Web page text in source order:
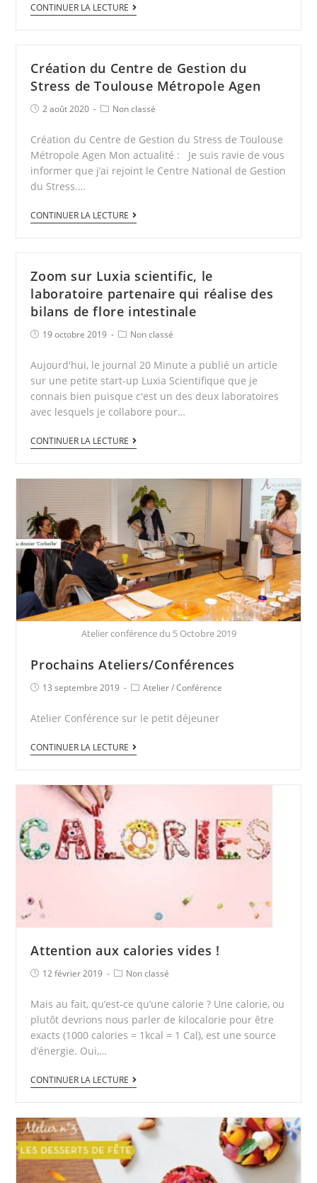
CONTINUER LA LECTURE
Création du Centre de Gestion du
Stress de Toulouse Métropole Agen
2 août 2020 Non classé
Création du Centre de Gestion du Stress de Toulouse
Métropole Agen Mon actualité : Je suis ravie de vous
informer que j’ai rejoint le Centre National de Gestion
du Stress.…
CONTINUER LA LECTURE
Zoom sur Luxia scientific, le
laboratoire partenaire qui réalise des
bilans de flore intestinale
19 octobre 2019 Non classé
Aujourd'hui, le journal 20 Minute a publié un article
sur une petite start-up Luxia Scientifique que je
connais bien puisque c'est un des deux laboratoires
avec lesquels je collabore pour…
CONTINUER LA LECTURE
Atelier conférence du 5 Octobre 2019
Prochains Ateliers/Conférences
13 septembre 2019 Atelier / Conférence
Atelier Conférence sur le petit déjeuner
CONTINUER LA LECTURE
Attention aux calories vides !
12 février 2019 Non classé
Mais au fait, qu’est-ce qu’une calorie ? Une calorie, ou
plutôt devrions nous parler de kilocalorie pour être
exacts (1000 calories = 1kcal = 1 Cal), est une source
d’énergie. Oui,…
CONTINUER LA LECTURE